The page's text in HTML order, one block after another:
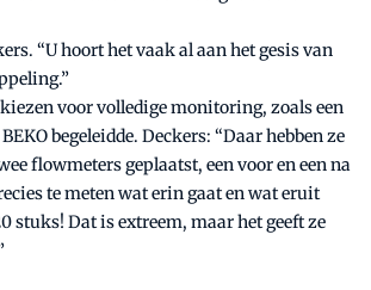
“U hoort het vaak al aan het gesis van
voor volledige monitoring, zoals een
begeleidde. Deckers: “Daar hebben ze
flowmeters geplaatst, een voor en een na
te meten wat erin gaat en wat eruit
stuks! Dat is extreem, maar het geeft ze